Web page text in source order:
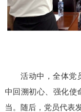
活动中，全体党
中回溯初心、强化使
当。随后，党员代表